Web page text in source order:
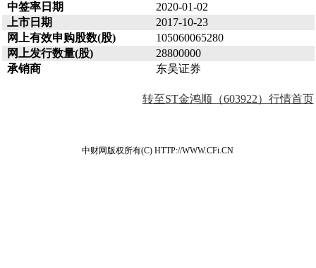
中签率日期
2020-01-02
上市日期
2017-10-23
网上有效申购股数(股)
105060065280
网上发行数量(股)
28800000
承销商
东吴证券
转至ST金鸿顺（603922）行情首页
中财网版权所有(C) HTTP://WWW.CFi.CN